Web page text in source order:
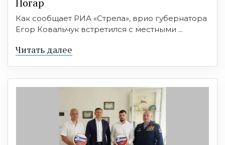
Погар
Как сообщает РИА «Стрела», врио губернатора
Егор Ковальчук встретился с местными ...
Читать далее